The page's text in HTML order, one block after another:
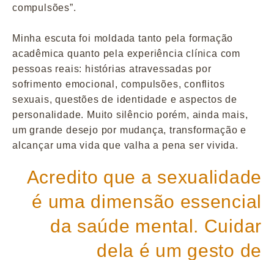
compulsões”.
Minha escuta foi moldada tanto pela formação
acadêmica quanto pela experiência clínica com
pessoas reais: histórias atravessadas por
sofrimento emocional, compulsões, conflitos
sexuais, questões de identidade e aspectos de
personalidade. Muito silêncio porém, ainda mais,
um grande desejo por mudança, transformação e
alcançar uma vida que valha a pena ser vivida.
Acredito que a sexualidade
é uma dimensão essencial
da saúde mental. Cuidar
dela é um gesto de